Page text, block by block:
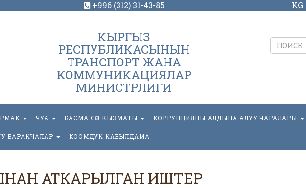
+996 (312) 31-43-85 KG
КЫРГЫЗ
РЕСПУБЛИКАСЫНЫН
ТРАНСПОРТ ЖАНА
КОММУНИКАЦИЯЛАР
МИНИСТРЛИГИ
ЧУА БАСМА СӨЗ КЫЗМАТЫ КОРРУПЦИЯНЫ АЛДЫНА АЛУУ ЧАРАЛАРЫ
БАРАКЧАЛАР КООМДУК КАБЫЛДАМА
АТКАРЫЛГАН ИШТЕР